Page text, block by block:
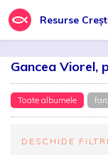
Resurse
Gancea Viorel,
Toate albumele
DESCHIDE